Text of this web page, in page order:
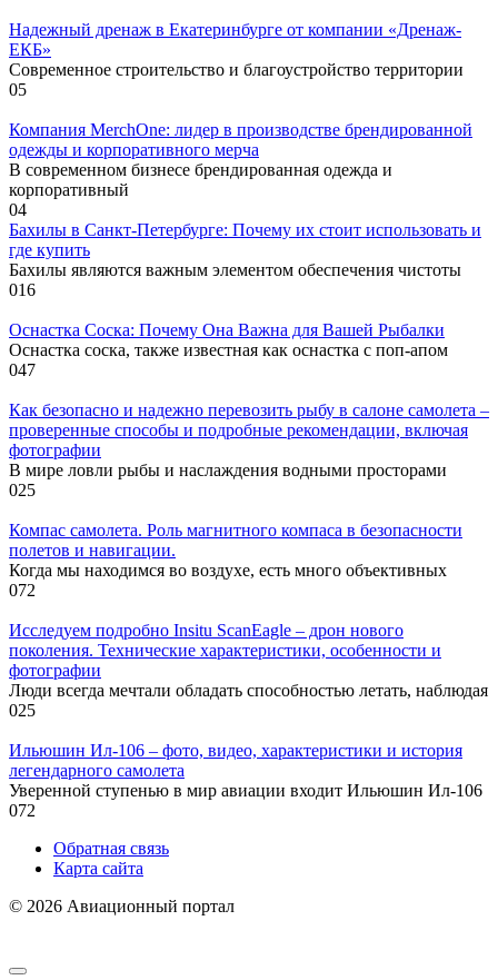
Надежный дренаж в Екатеринбурге от компании «Дренаж-
ЕКБ»
Современное строительство и благоустройство территории
05
Компания MerchOne: лидер в производстве брендированной
одежды и корпоративного мерча
В современном бизнесе брендированная одежда и
корпоративный
04
Бахилы в Санкт-Петербурге: Почему их стоит использовать и
где купить
Бахилы являются важным элементом обеспечения чистоты
016
Оснастка Соска: Почему Она Важна для Вашей Рыбалки
Оснастка соска, также известная как оснастка с поп-апом
047
Как безопасно и надежно перевозить рыбу в салоне самолета –
проверенные способы и подробные рекомендации, включая
фотографии
В мире ловли рыбы и наслаждения водными просторами
025
Компас самолета. Роль магнитного компаса в безопасности
полетов и навигации.
Когда мы находимся во воздухе, есть много объективных
072
Исследуем подробно Insitu ScanEagle – дрон нового
поколения. Технические характеристики, особенности и
фотографии
Люди всегда мечтали обладать способностью летать, наблюдая
025
Ильюшин Ил-106 – фото, видео, характеристики и история
легендарного самолета
Уверенной ступенью в мир авиации входит Ильюшин Ил-106
072
Обратная связь
Карта сайта
© 2026 Авиационный портал